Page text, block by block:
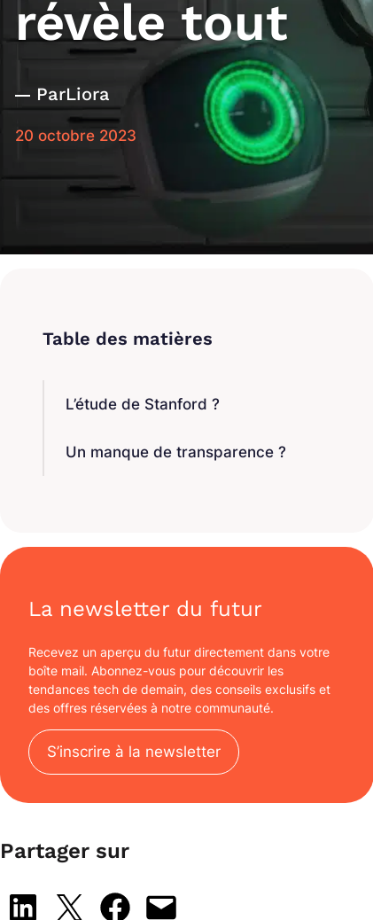
révèle tout
ParLiora
20 octobre 2023
L’étude de Stanford ?
Un manque de transparence ?
La newsletter du futur
Recevez un aperçu du futur directement dans votre
boîte mail. Abonnez-vous pour découvrir les
tendances tech de demain, des conseils exclusifs et
des offres réservées à notre communauté.
S’inscrire à la newsletter
Partager sur
Share on LinkedIn
Share on X Share on Facebook
Email this Page